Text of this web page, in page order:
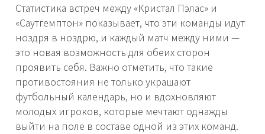
Статистика встреч между «Кристал Пэлас» и
«Саутгемптон» показывает, что эти команды идут
ноздря в ноздрю, и каждый матч между ними —
это новая возможность для обеих сторон
проявить себя. Важно отметить, что такие
противостояния не только украшают
футбольный календарь, но и вдохновляют
молодых игроков, которые мечтают однажды
выйти на поле в составе одной из этих команд.